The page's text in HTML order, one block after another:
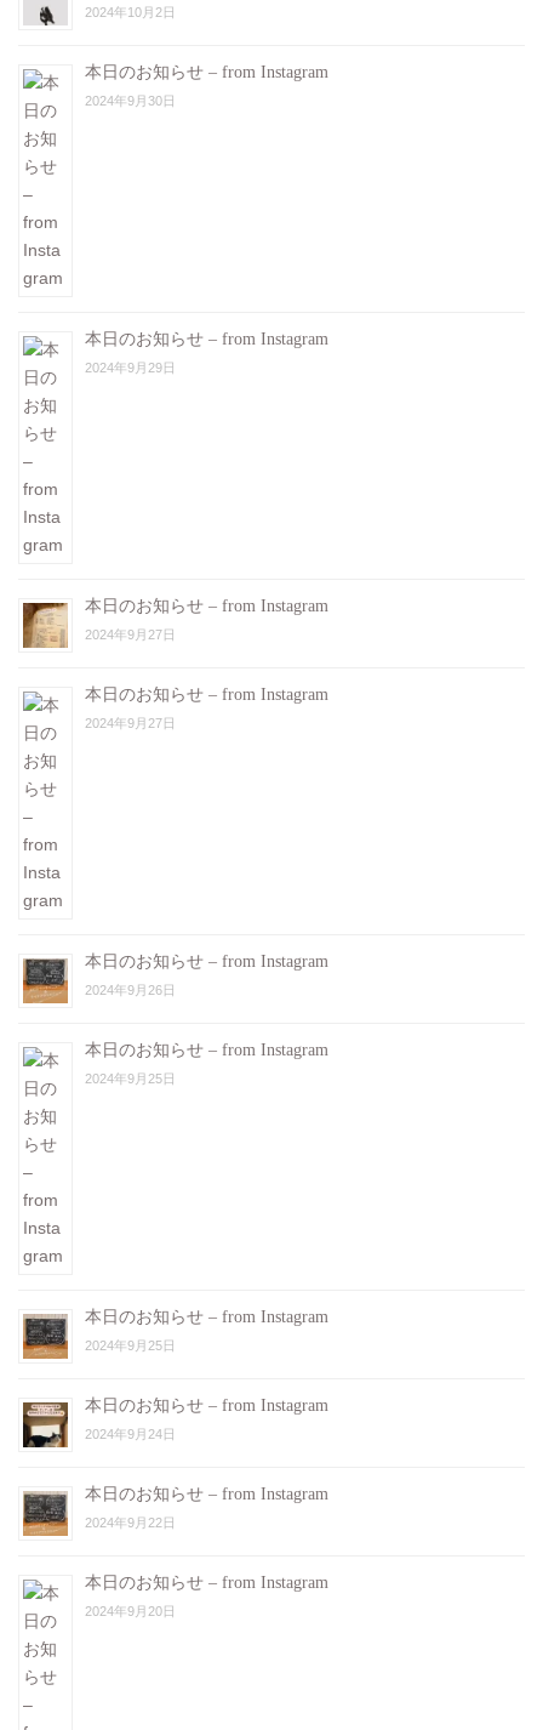
2024年10月2日
本日のお知らせ – from Instagram
2024年9月30日
本日のお知らせ – from Instagram
2024年9月29日
本日のお知らせ – from Instagram
2024年9月27日
本日のお知らせ – from Instagram
2024年9月27日
本日のお知らせ – from Instagram
2024年9月26日
本日のお知らせ – from Instagram
2024年9月25日
本日のお知らせ – from Instagram
2024年9月25日
本日のお知らせ – from Instagram
2024年9月24日
本日のお知らせ – from Instagram
2024年9月22日
本日のお知らせ – from Instagram
2024年9月20日